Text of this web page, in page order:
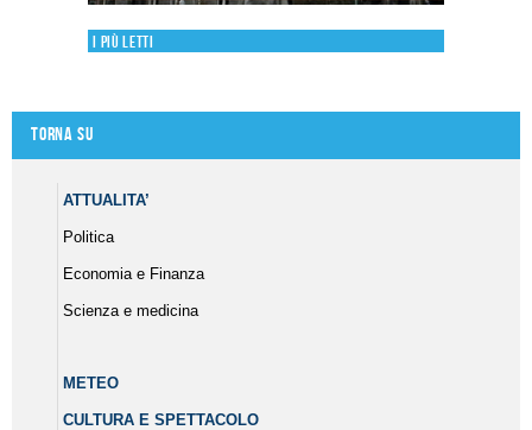
I più letti
Torna su
ATTUALITA’
Politica
Economia e Finanza
Scienza e medicina
METEO
CULTURA E SPETTACOLO